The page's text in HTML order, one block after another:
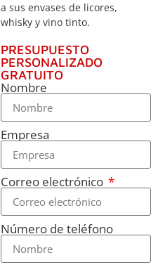
a sus envases de licores,
whisky y vino tinto.
PRESUPUESTO
PERSONALIZADO
GRATUITO
Nombre
Empresa
Correo electrónico
Número de teléfono